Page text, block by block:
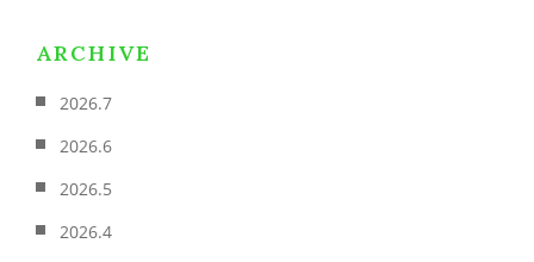
ARCHIVE
2026.7
2026.6
2026.5
2026.4